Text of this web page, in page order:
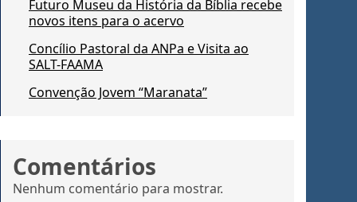
Futuro Museu da História da Bíblia recebe
novos itens para o acervo
Concílio Pastoral da ANPa e Visita ao
SALT-FAAMA
Convenção Jovem “Maranata”
Comentários
Nenhum comentário para mostrar.